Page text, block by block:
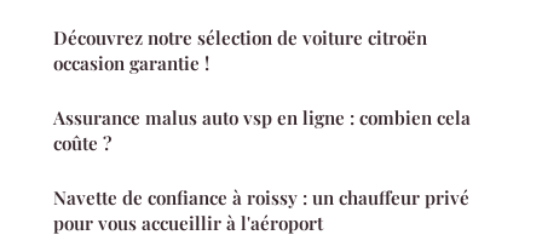
Découvrez notre sélection de voiture citroën
occasion garantie !
Assurance malus auto vsp en ligne : combien cela
coûte ?
Navette de confiance à roissy : un chauffeur privé
pour vous accueillir à l'aéroport